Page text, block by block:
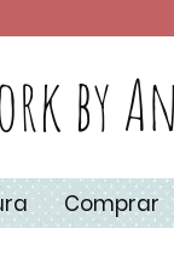
by
Comprar